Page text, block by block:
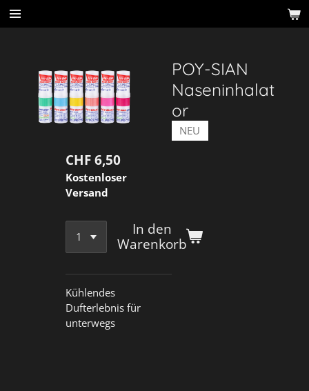
Zum
Hauptinhalt
POY-SIAN
Naseninhalat
or
NEU
CHF 6,50
Kostenloser
Versand
In den
Warenkorb
Kühlendes
Dufterlebnis für
unterwegs